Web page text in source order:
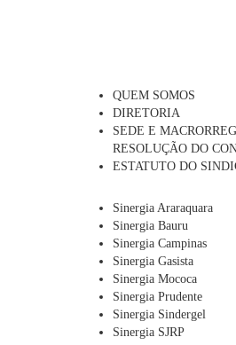
QUEM SOMOS
DIRETORIA
SEDE E
RESOLUÇÃO DO
ESTATUTO DO
Sinergia Araraquara
Sinergia Bauru
Sinergia Campinas
Sinergia Gasista
Sinergia Mococa
Sinergia Prudente
Sinergia Sindergel
Sinergia SJRP